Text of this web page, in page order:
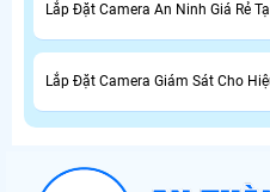
Lắp Đặt Camera An Ninh Giá Rẻ
Lắp Đặt Camera Giám Sát Cho